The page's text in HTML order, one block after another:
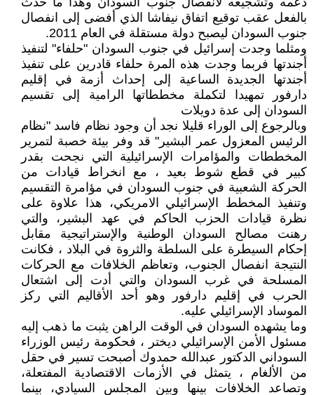
بالفعل عقب توقيع اتفاق نيفاشا الذي أفضى إلى انفصال
جنوب السودان ليصبح دولة مستقلة في العام 2011.
ومثلما وجدت إسرائيل في جنوب السودان "حلفاء" لتنفيذ
أجندتها فربما وجدت هذه المرة حلفاء قادرين على تنفيذ
أجندتها الجديدة الساعية إلى إحداث أزمة في إقليم
دارفور تمهيدا لتكملة مخططاتها الرامية إلى تقسيم
السودان إلى عدة دويلات
وبالرجوع إلى الوراء قليلا نجد أن وجود نظام فاسد "نظام
الرئيس المعزول عمر البشير" قد وفر بيئة خصبة لتمرير
المخططات والمؤامرات الإسرائيلية التي نجحت بقدر
كبير في قطع شوط بعيد ، مع انخراط قيادات من
الحركة الشعبية في جنوب السودان في مؤامرة التقسيم
وتنفيذ المخطط الإسرائيلي الامريكي، هذا علاوة على
نظرة قيادات الحزب الحاكم في عهد البشير، والتي
رهنت مصالح السودان الوطنية والإستراتيجية مقابل
إحكام السيطرة على السلطة والثروة في البلاد ، فكانت
النتيجة انفصال الجنوب، وتعاظم الخلافات مع الحركات
المسلحة في غرب السودان والتي أدت إلى اشتعال
الحرب في إقليم دارفور وهو أحد الأقاليم التي ركز
الموساد الإسرائيلي عليه.
وما يشهده السودان في الوقت الراهن يثبت ما ذهب إليه
مسئول الأمن الإسرائيلي ديختر ، فحكومة رئيس الوزراء
السوداني الدكتور عبدالله حمدوك أصبحت تسير في حقل
من الألغام ، يتمثل في الأزمات الاقتصادية المفتعلة،
وتصاعد الخلافات بينها وبين المجلس السيادي، بينما